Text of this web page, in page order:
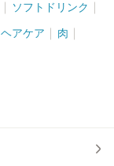
ソフトドリンク
ヘアケア 肉